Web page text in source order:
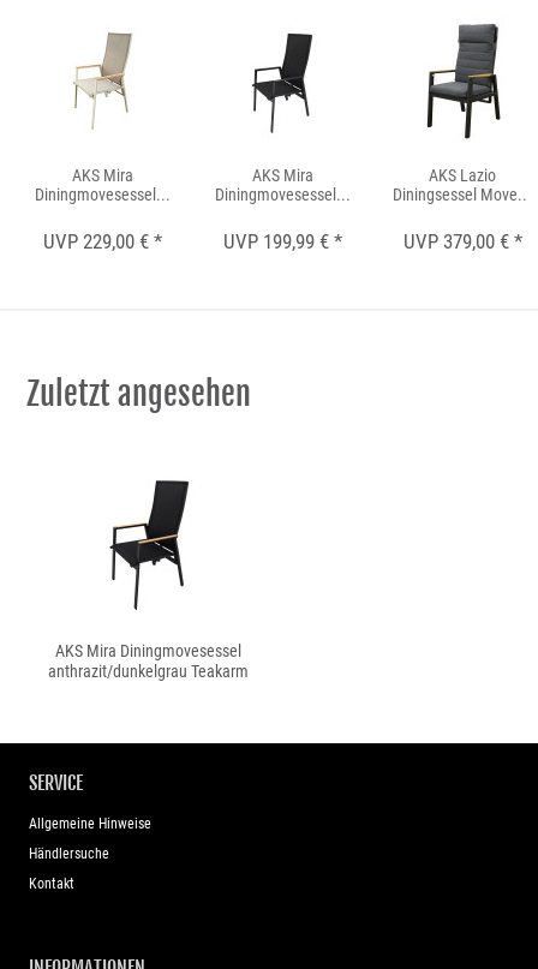
AKS Mira
Diningmovesessel...
UVP 229,00 € *
AKS Mira
Diningmovesessel...
UVP 199,99 € *
AKS Lazio
Diningsessel Move...
UVP 379,00 € *
Zuletzt angesehen
AKS Mira Diningmovesessel
anthrazit/dunkelgrau Teakarm
SERVICE
Allgemeine Hinweise
Händlersuche
Kontakt